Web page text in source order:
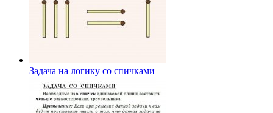
Задача на логику со спичками